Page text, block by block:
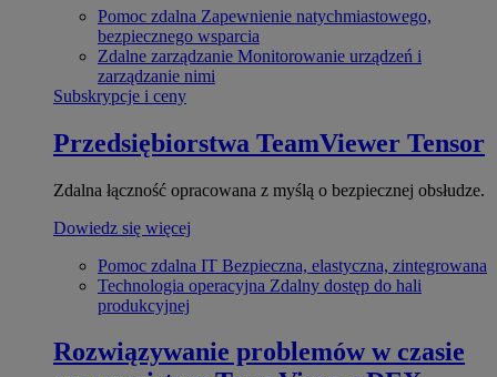
Pomoc zdalna Zapewnienie natychmiastowego,
bezpiecznego wsparcia
Zdalne zarządzanie Monitorowanie urządzeń i
zarządzanie nimi
Subskrypcje i ceny
Przedsiębiorstwa TeamViewer Tensor
Zdalna łączność opracowana z myślą o bezpiecznej obsłudze.
Dowiedz się więcej
Pomoc zdalna IT Bezpieczna, elastyczna, zintegrowana
Technologia operacyjna Zdalny dostęp do hali
produkcyjnej
Rozwiązywanie problemów w czasie